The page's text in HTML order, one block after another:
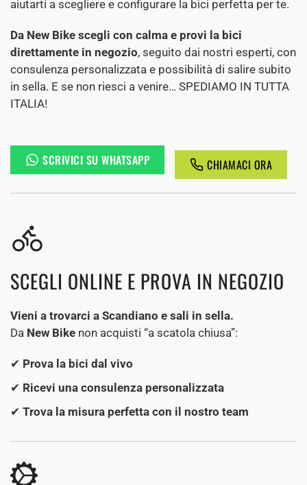
aiutarti a scegliere e configurare la bici perfetta per te.
Da New Bike scegli con calma e provi la bici
direttamente in negozio, seguito dai nostri esperti, con
consulenza personalizzata e possibilità di salire subito
in sella. E se non riesci a venire… SPEDIAMO IN TUTTA
ITALIA!
SCRIVICI SU WHATSAPP CHIAMACI ORA
SCEGLI ONLINE E PROVA IN NEGOZIO
Vieni a trovarci a Scandiano e sali in sella.
Da New Bike non acquisti “a scatola chiusa”:
✔ Prova la bici dal vivo
✔ Ricevi una consulenza personalizzata
✔ Trova la misura perfetta con il nostro team